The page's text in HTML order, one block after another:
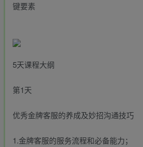
键要素
5天课程大纲
第1天
优秀金牌客服的养成及妙招沟通技巧
1.金牌客服的服务流程和必备能力；